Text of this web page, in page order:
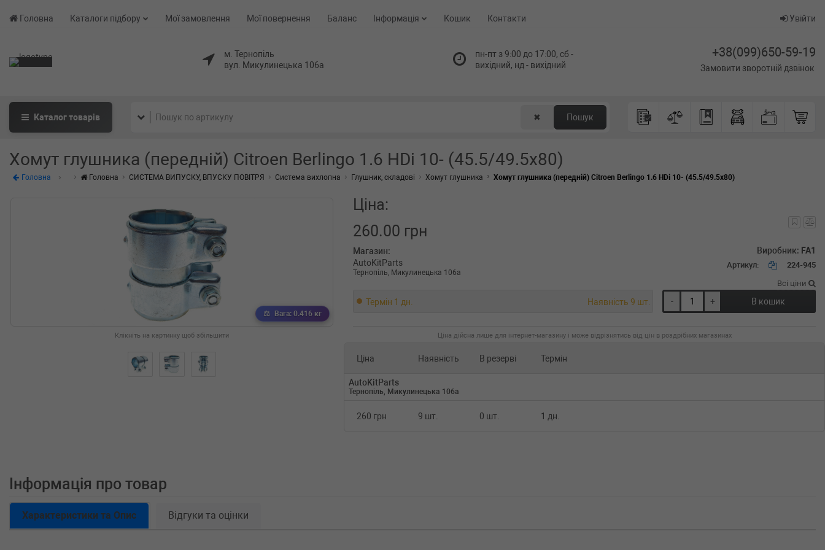
Головна Каталоги підбору Мої замовлення Мої повернення Баланс Інформація Кошик Контакти Увійти
м. Тернопіль
вул. Микулинецька 106а
пн-пт з 9:00 до 17:00, сб -
вихідний, нд - вихідний
+38(099)650-59-19
Замовити зворотній дзвінок
Каталогтоварів ✖ Пошук
Хомут глушника (передній) Citroen Berlingo 1.6 HDi 10- (45.5/49.5x80)
Головна Головна СИСТЕМА ВИПУСКУ, ВПУСКУ ПОВІТРЯ Система вихлопна Глушник, складові Хомут глушника Хомут глушника (передній) Citroen Berlingo 1.6 HDi 10- (45.5/49.5x80)
Вага: 0.416 кг
Клікніть на картинку щоб збільшити
Ціна:
260.00 грн
Магазин:
AutoKitParts
Тернопіль, Микулинецька 106а
Виробник: FA1
Артикул: 224-945
Всі ціни
Термін 1 дн. Наявність 9 шт. - + В кошик
Ціна дійсна лише для інтернет-магазину і може відрізнятись від цін в роздрібних магазинах
Ціна Наявність В резерві Термін
AutoKitParts
Тернопіль, Микулинецька 106а
260 грн 9 шт. 0 шт. 1 дн.
Інформація про товар
Характеристики та Опис Відгуки та оцінки